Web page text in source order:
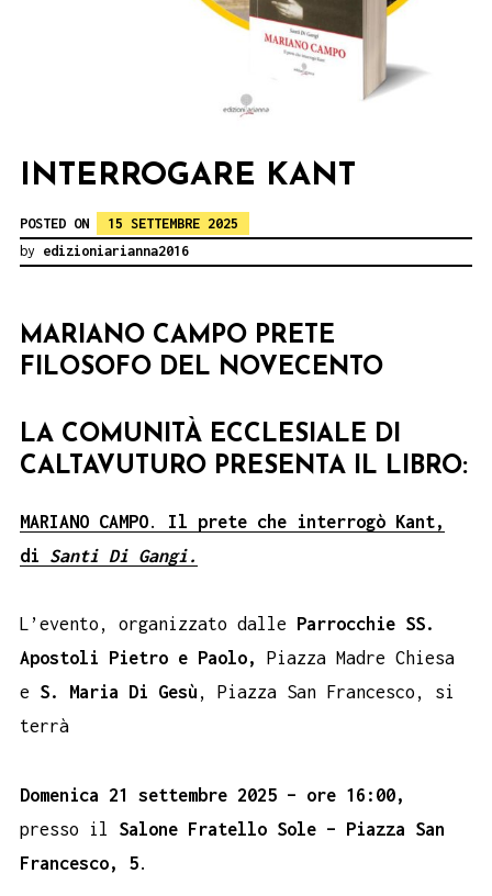
INTERROGARE KANT
POSTED ON
15 SETTEMBRE 2025
by edizioniarianna2016
MARIANO CAMPO PRETE
FILOSOFO DEL NOVECENTO
LA COMUNITÀ ECCLESIALE DI
CALTAVUTURO PRESENTA IL LIBRO:
MARIANO CAMPO. Il prete che interrogò Kant,
di Santi Di Gangi.
L’evento, organizzato dalle Parrocchie SS.
Apostoli Pietro e Paolo, Piazza Madre Chiesa
e S. Maria Di Gesù , Piazza San Francesco, si
terrà
Domenica 21 settembre 2025 – ore 16:00,
presso il
Salone Fratello Sole – Piazza San
Francesco, 5.